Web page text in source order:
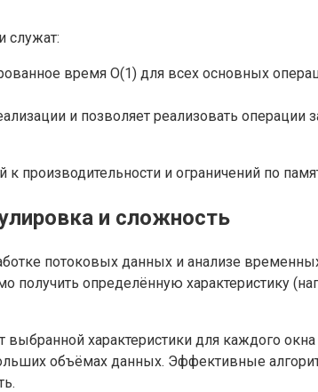
служат:
время O(1) для всех основных
и позволяет реализовать операции
к производительности и ограничений по
и сложность
потоковых данных и анализе
получить определённую характеристику
характеристики для каждого
объёмах данных. Эффективные